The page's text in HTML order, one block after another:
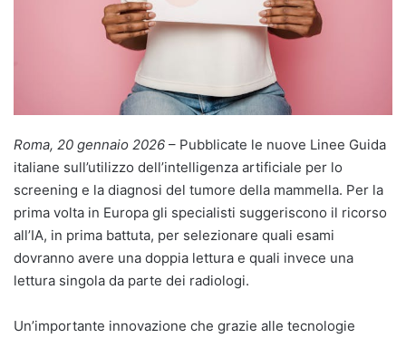
Roma, 20 gennaio 2026 – Pubblicate le nuove Linee Guida
italiane sull’utilizzo dell’intelligenza artificiale per lo
screening e la diagnosi del tumore della mammella. Per la
prima volta in Europa gli specialisti suggeriscono il ricorso
all’IA, in prima battuta, per selezionare quali esami
dovranno avere una doppia lettura e quali invece una
lettura singola da parte dei radiologi.
Un’importante innovazione che grazie alle tecnologie